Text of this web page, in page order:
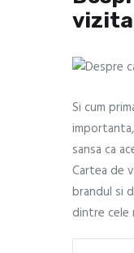
vizita
Si cum
sansa ca
Cartea de
brandul si
dintre cele